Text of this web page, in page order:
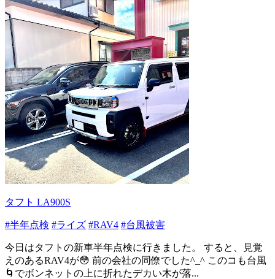
タフト LA900S
#半年点検 #ライズ #RAV4 #台風被害
今日はタフトの新車半年点検に行きました。 すると、見覚
えのあるRAV4が😳 前の会社の同僚でした^_^ このコも台風
🌀でボンネットの上に折れたデカい木が落...